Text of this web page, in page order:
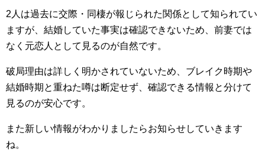
2人は過去に交際・同棲が報じられた関係として知られてい
ますが、結婚していた事実は確認できないため、前妻では
なく元恋人として見るのが自然です。
破局理由は詳しく明かされていないため、ブレイク時期や
結婚時期と重ねた噂は断定せず、確認できる情報と分けて
見るのが安心です。
また新しい情報がわかりましたらお知らせしていきます
ね。